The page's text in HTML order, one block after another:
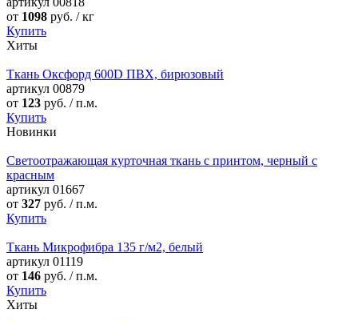
от 1098 руб. / кг
Купить
Хиты
Ткань Оксфорд 600D ПВХ, бирюзовый
артикул 00879
от 123 руб. / п.м.
Купить
Новинки
Светоотражающая курточная ткань с принтом, черный с
красным
артикул 01667
от 327 руб. / п.м.
Купить
Ткань Микрофибра 135 г/м2, белый
артикул 01119
от 146 руб. / п.м.
Купить
Хиты